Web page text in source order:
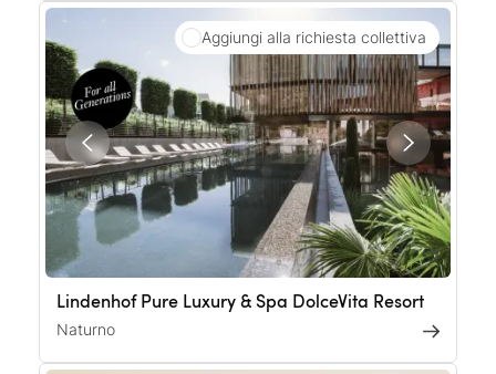
Aggiungi alla richiesta collettiva
Lindenhof Pure Luxury & Spa DolceVita Resort
Naturno